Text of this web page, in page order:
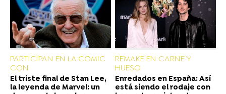
PARTICIPAN EN LA COMIC
CON
El triste final de Stan Lee,
la leyenda de Marvel: un
REMAKE EN CARNE Y
HUESO
Enredados en España: Así
está siendo el rodaje con